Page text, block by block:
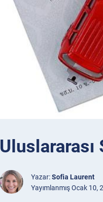
Yazar:Sofia Laurent
Yayımlanmış Ocak 10,